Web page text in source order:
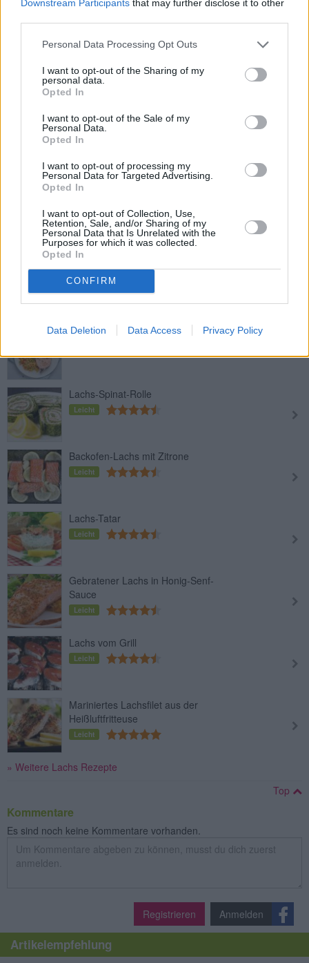
Downstream Participants that may further disclose it to other
Personal Data Processing Opt Outs
I want to opt-out of the Sharing of my
personal data.
Opted In
I want to opt-out of the Sale of my
Personal Data.
Opted In
I want to opt-out of processing my
Personal Data for Targeted Advertising.
Opted In
I want to opt-out of Collection, Use,
Retention, Sale, and/or Sharing of my
Personal Data that Is Unrelated with the
Purposes for which it was collected.
Opted In
CONFIRM
Data Deletion Data Access Privacy Policy
Lachs in Apfel-Honig-Sauce mit
Leicht
Süß-saure Marinade für gegrillten
Lachs
Leckere Fischlaibchen
Leicht
Gegrilltes Lachssteak in
Weinmarinade
Leicht
Kräuterlachs
Leicht
Lachssteak mit Gemüsereis
Lachs-Spinat-Rolle
Leicht
Backofen-Lachs mit Zitrone
Leicht
Lachs-Tatar
Leicht
Gebratener Lachs in Honig-Senf-
Sauce
Leicht
Lachs vom Grill
Leicht
Mariniertes Lachsfilet aus der
Heißluftfritteuse
Leicht
» Weitere Lachs Rezepte
Top
Kommentare
Es sind noch keine Kommentare vorhanden.
Registrieren Anmelden
Artikelempfehlung